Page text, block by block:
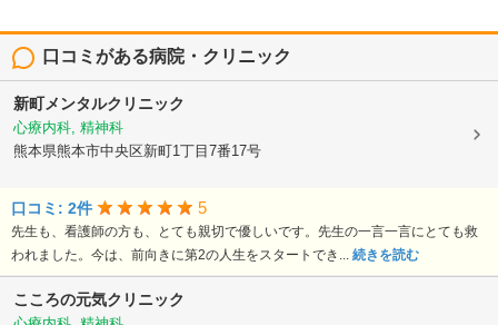
口コミがある病院・クリニック
新町メンタルクリニック
心療内科, 精神科
熊本県熊本市中央区新町1丁目7番17号
口コミ: 2件 5
先生も、看護師の方も、とても親切で優しいです。先生の一言一言にとても救
われました。今は、前向きに第2の人生をスタートでき... 続きを読む
こころの元気クリニック